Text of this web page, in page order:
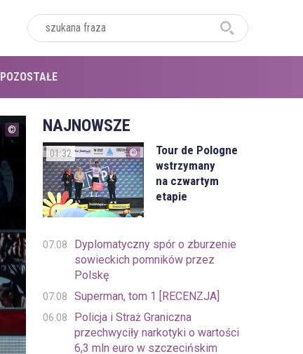
POZOSTAŁE
NAJNOWSZE
01:32
Tour de Pologne
wstrzymany
na czwartym
etapie
07.08
Dyplomatyczny spór o zburzenie
sowieckich pomników przez
Polskę
07.08 Superman, tom 1 [RECENZJA]
06.08
Policja i Straż Graniczna
przechwyciły narkotyki o wartości
6,3 mln euro w szczecińskim